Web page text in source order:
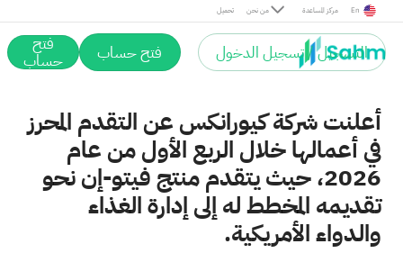
تحميل من نحن مركز المساعدة En
التسجيل / تسجيل الدخول فتح حساب فتح
حساب
أعلنت شركة كيورانكس عن التقدم المحرز
في أعمالها خلال الربع الأول من عام
2026، حيث يتقدم منتج فيتو-إن نحو
تقديمه المخطط له إلى إدارة الغذاء
والدواء الأمريكية.